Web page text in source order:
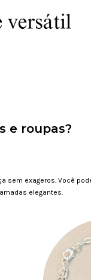
e roupas?
sem exageros. Você
elegantes.